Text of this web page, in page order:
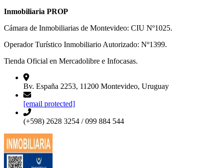
Inmobiliaria PROP
Cámara de Inmobiliarias de Montevideo: CIU Nº1025.
Operador Turístico Inmobiliario Autorizado: Nº1399.
Tienda Oficial en Mercadolibre e Infocasas.
Bv. España 2253, 11200 Montevideo, Uruguay
[email protected]
(+598) 2628 3254 / 099 884 544